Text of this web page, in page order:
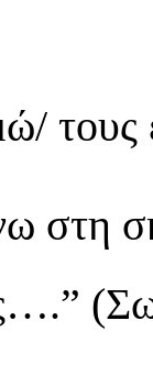
στη